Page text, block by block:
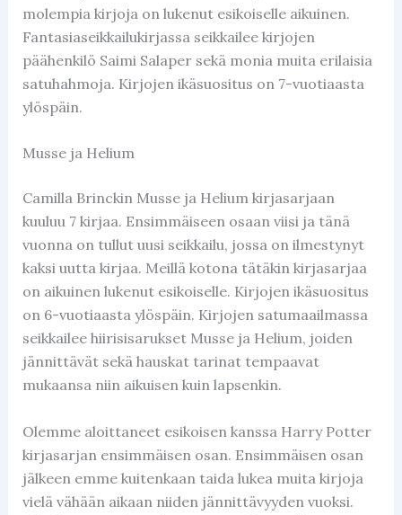
molempia kirjoja on lukenut esikoiselle aikuinen.
Fantasiaseikkailukirjassa seikkailee kirjojen
päähenkilö Saimi Salaper sekä monia muita erilaisia
satuhahmoja. Kirjojen ikäsuositus on 7-vuotiaasta
ylöspäin.
Musse ja Helium
Camilla Brinckin Musse ja Helium kirjasarjaan
kuuluu 7 kirjaa. Ensimmäiseen osaan viisi ja tänä
vuonna on tullut uusi seikkailu, jossa on ilmestynyt
kaksi uutta kirjaa. Meillä kotona tätäkin kirjasarjaa
on aikuinen lukenut esikoiselle. Kirjojen ikäsuositus
on 6-vuotiaasta ylöspäin. Kirjojen satumaailmassa
seikkailee hiirisisarukset Musse ja Helium, joiden
jännittävät sekä hauskat tarinat tempaavat
mukaansa niin aikuisen kuin lapsenkin.
Olemme aloittaneet esikoisen kanssa Harry Potter
kirjasarjan ensimmäisen osan. Ensimmäisen osan
jälkeen emme kuitenkaan taida lukea muita kirjoja
vielä vähään aikaan niiden jännittävyyden vuoksi.